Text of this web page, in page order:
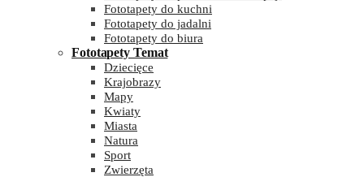
Fototapety do kuchni
Fototapety do jadalni
Fototapety do biura
Fototapety Temat
Dziecięce
Krajobrazy
Mapy
Kwiaty
Miasta
Natura
Sport
Zwierzęta